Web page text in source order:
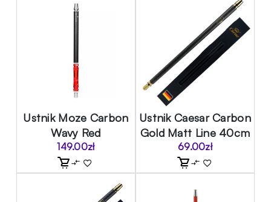
Ustnik Moze Carbon
Wavy Red
149.00zł
Ustnik Caesar Carbon
Gold Matt Line 40cm
69.00zł